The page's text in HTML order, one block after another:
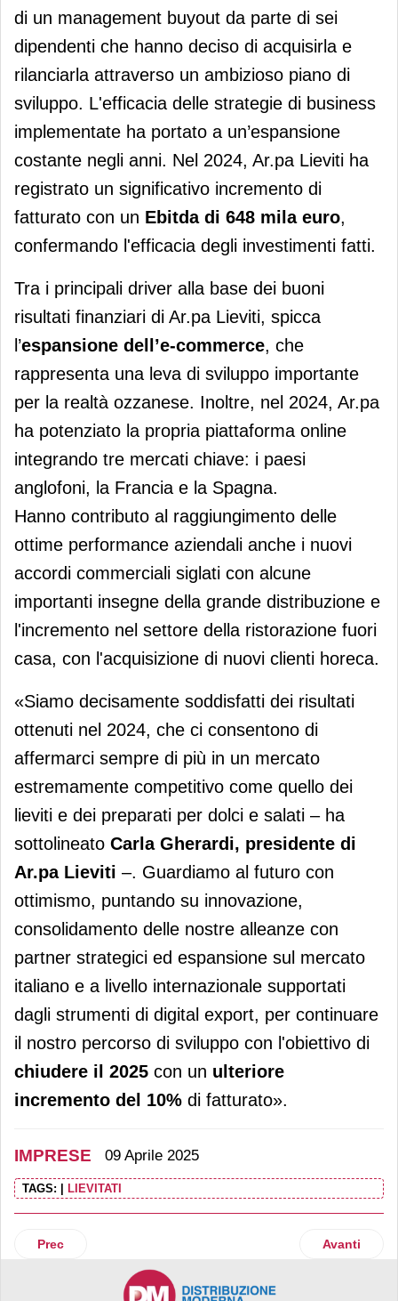
di un management buyout da parte di sei
dipendenti che hanno deciso di acquisirla e
rilanciarla attraverso un ambizioso piano di
sviluppo. L'efficacia delle strategie di business
implementate ha portato a un’espansione
costante negli anni. Nel 2024, Ar.pa Lieviti ha
registrato un significativo incremento di
fatturato con un Ebitda di 648 mila euro,
confermando l'efficacia degli investimenti fatti.
Tra i principali driver alla base dei buoni
risultati finanziari di Ar.pa Lieviti, spicca
l’espansione dell’e-commerce, che
rappresenta una leva di sviluppo importante
per la realtà ozzanese. Inoltre, nel 2024, Ar.pa
ha potenziato la propria piattaforma online
integrando tre mercati chiave: i paesi
anglofoni, la Francia e la Spagna.
Hanno contributo al raggiungimento delle
ottime performance aziendali anche i nuovi
accordi commerciali siglati con alcune
importanti insegne della grande distribuzione e
l'incremento nel settore della ristorazione fuori
casa, con l'acquisizione di nuovi clienti horeca.
«Siamo decisamente soddisfatti dei risultati
ottenuti nel 2024, che ci consentono di
affermarci sempre di più in un mercato
estremamente competitivo come quello dei
lieviti e dei preparati per dolci e salati – ha
sottolineato Carla Gherardi, presidente di
Ar.pa Lieviti –. Guardiamo al futuro con
ottimismo, puntando su innovazione,
consolidamento delle nostre alleanze con
partner strategici ed espansione sul mercato
italiano e a livello internazionale supportati
dagli strumenti di digital export, per continuare
il nostro percorso di sviluppo con l'obiettivo di
chiudere il 2025 con un ulteriore
incremento del 10% di fatturato».
IMPRESE 09 Aprile 2025
TAGS: | LIEVITATI
Articolo precedente: Fatturato record per Mavolo
Prec Articolo
Avanti